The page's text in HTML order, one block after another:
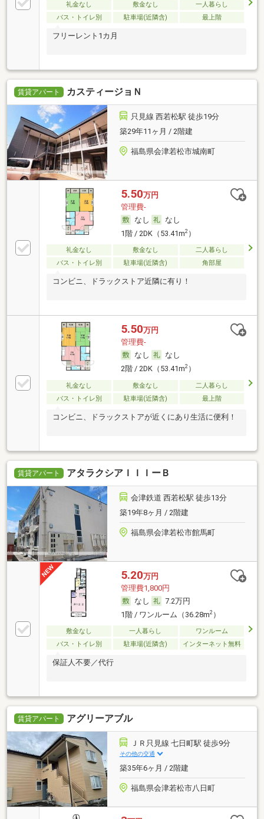
礼金なし 敷金なし
一人暮らし
バス・トイレ別
駐車場(近隣含) 最上階
フリーレント1カ月
賃貸アパート カスティージョＮ
只見線 西若松駅 徒歩19分
築29年11ヶ月 / 2階建
福島県会津若松市城南町
5.50万円
管理費-
なし
なし
1階 / 2DK（53.41m2）
礼金なし 敷金なし
二人暮らし
バス・トイレ別
駐車場(近隣含) 角部屋
コンビニ、ドラックストア近隣に有り！
5.50万円
管理費-
なし
なし
2階 / 2DK（53.41m2）
礼金なし 敷金なし
二人暮らし
バス・トイレ別
駐車場(近隣含) 最上階
コンビニ、ドラックストアが近くにあり生活に便利！
賃貸アパート アタラクシアＩＩＩーＢ
会津鉄道 西若松駅 徒歩13分
築19年8ヶ月 / 2階建
福島県会津若松市館馬町
5.20万円
管理費1,800円
なし
7.2万円
1階 / ワンルーム（36.28m2）
敷金なし 一人暮らし
ワンルーム
バス・トイレ別
駐車場(近隣含) インターネット無料
保証人不要／代行
賃貸アパート アグリーアブル
ＪＲ只見線 七日町駅 徒歩9分
その他の交通
築35年6ヶ月 / 2階建
福島県会津若松市八日町